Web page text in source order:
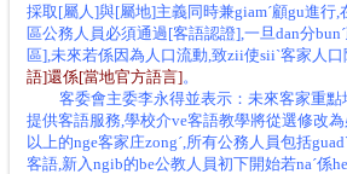
採取[屬人]與[屬地]主義同時兼giamˊ顧gu進行
區公務人員必須通過[客語認證],一旦dan分
區],未來若係因為人口流動,致zii使siiˋ客家人
語]還係[當地官方語言]。
客委會主委李永得並表示：未來客家重點
提供客語服務,學校介ve客語教學將從選修改
以上的nge客家庄zongˊ,所有公務人員包括
客語,新入ngib的be公教人員初下開始若naˊ係